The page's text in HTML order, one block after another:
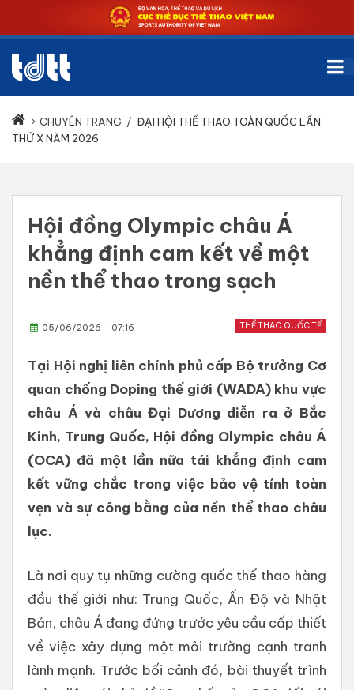
CHUYÊN TRANG / ĐẠI HỘI THỂ THAO TOÀN QUỐC LẦN
THỨ X NĂM 2026
Hội đồng Olympic châu Á
khẳng định cam kết về một
nền thể thao trong sạch
THỂ THAO QUỐC TẾ
05/06/2026 - 07:16
Tại Hội nghị liên chính phủ cấp Bộ trưởng Cơ
quan chống Doping thế giới (WADA) khu vực
châu Á và châu Đại Dương diễn ra ở Bắc
Kinh, Trung Quốc, Hội đồng Olympic châu Á
(OCA) đã một lần nữa tái khẳng định cam
kết vững chắc trong việc bảo vệ tính toàn
vẹn và sự công bằng của nền thể thao châu
lục.
Là nơi quy tụ những cường quốc thể thao hàng
đầu thế giới như: Trung Quốc, Ấn Độ và Nhật
Bản, châu Á đang đứng trước yêu cầu cấp thiết
về việc xây dựng một môi trường cạnh tranh
lành mạnh. Trước bối cảnh đó, bài thuyết trình